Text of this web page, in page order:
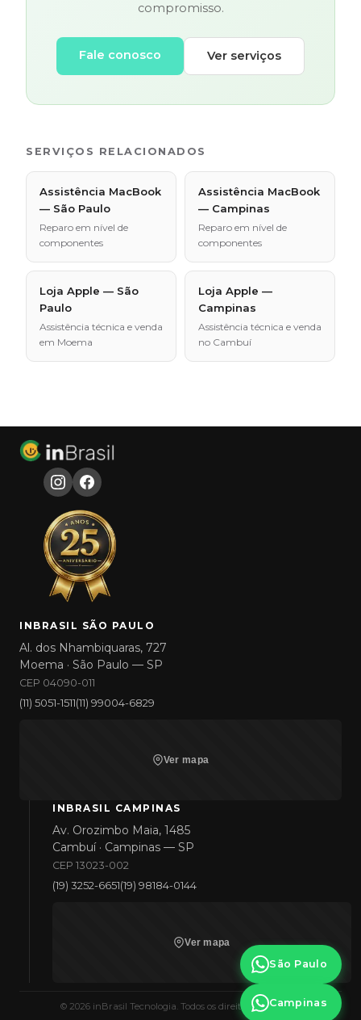
compromisso.
Fale conosco Ver serviços
SERVIÇOS RELACIONADOS
Assistência MacBook
— São Paulo
Reparo em nível de
componentes
Assistência MacBook
— Campinas
Reparo em nível de
componentes
Loja Apple — São
Paulo
Assistência técnica e venda
em Moema
Loja Apple —
Campinas
Assistência técnica e venda
no Cambuí
INBRASIL SÃO PAULO
Al. dos Nhambiquaras, 727
Moema · São Paulo — SP
CEP 04090-011
(11) 5051-1511(11) 99004-6829
Ver mapa
INBRASIL CAMPINAS
Av. Orozimbo Maia, 1485
Cambuí · Campinas — SP
CEP 13023-002
(19) 3252-6651(19) 98184-0144
Ver mapa
© 2026 inBrasil Tecnologia. Todos os direitos reservados.
São Paulo
Campinas